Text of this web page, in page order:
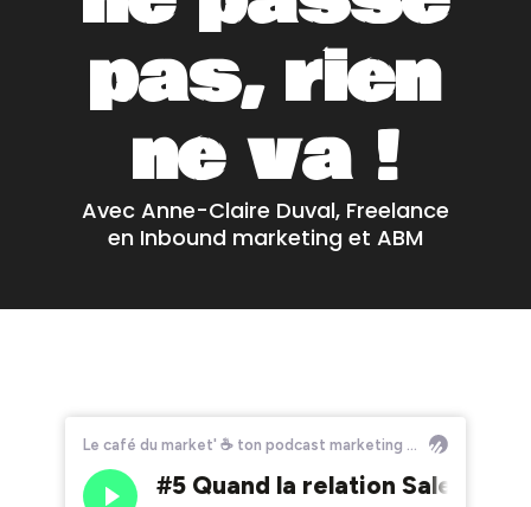
pas, rien
ne va !
Avec Anne-Claire Duval, Freelance
en Inbound marketing et ABM